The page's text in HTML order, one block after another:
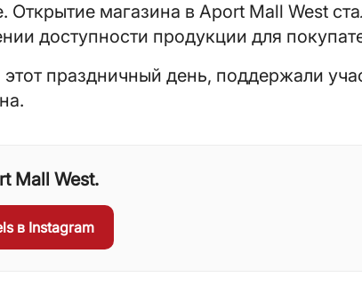
Открытие магазина в Aport Mall West
доступности продукции для
праздничный день, поддержали
Mall West.
в Instagram